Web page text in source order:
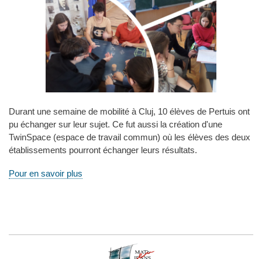
Durant une semaine de mobilité à Cluj, 10 élèves de Pertuis ont
pu échanger sur leur sujet. Ce fut aussi la création d'une
TwinSpace (espace de travail commun) où les élèves des deux
établissements pourront échanger leurs résultats.
Pour en savoir plus